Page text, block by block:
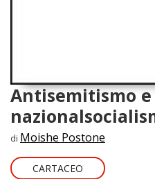
Antisemitismo e
di Moishe Postone
CARTACEO